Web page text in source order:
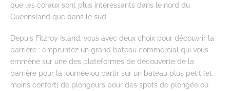
que les coraux sont plus intéressants dans le nord du
Queensland que dans le sud.
Depuis Fitzroy Island, vous avec deux choix pour découvrir la
barrière : empruntez un grand bateau commercial qui vous
emmène sur une des plateformes de découverte de la
barrière pour la journée ou partir sur un bateau plus petit (et
moins confort) de plongeurs pour des spots de plongée où